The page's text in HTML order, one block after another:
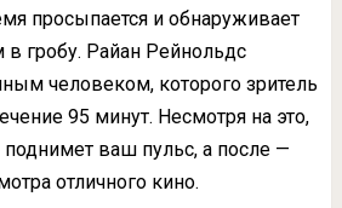
просыпается и обнаруживает
гробу. Райан Рейнольдс
человеком, которого зритель
95 минут. Несмотря на это,
ваш пульс, а после —
отличного кино.